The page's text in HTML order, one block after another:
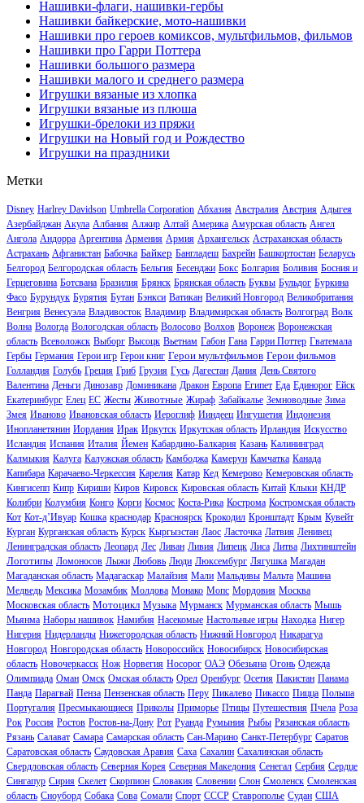
Нашивки-флаги, нашивки-гербы
Нашивки байкерские, мото-нашивки
Нашивки про героев комиксов, мультфильмов, фильмов
Нашивки про Гарри Поттера
Нашивки большого размера
Нашивки малого и среднего размера
Игрушки вязаные из хлопка
Игрушки вязаные из плюша
Игрушки-брелоки из пряжи
Игрушки на Новый год и Рождество
Игрушки на праздники
Метки
Disney Harlrey Davidson Umbrella Corporation Абхазия Австралия Австрия Адыгея
Азербайджан Акула Албания Алжир Алтай Америка Амурская область Ангел
Ангола Андорра Аргентина Армения Армия Архангельск Астраханская область
Астрахань Афганистан Бабочка Байкер Бангладеш Бахрейн Башкортостан Беларусь
Белгород Белгородская область Бельгия Бесенджи Бокс Болгария Боливия Босния и
Герцеговина Ботсвана Бразилия Брянск Брянская область Буквы Бульдог Буркина
Фасо Бурундук Бурятия Бутан Бэнкси Ватикан Великий Новгород Великобритания
Венгрия Венесуэла Владивосток Владимир Владимирская область Волгоград Волк
Волна Вологда Вологодская область Волосово Волхов Воронеж Воронежская
область Всеволожск Выборг Высоцк Вьетнам Габон Гана Гарри Поттер Гватемала
Гербы Германия Герои игр Герои книг Герои мультфильмов Герои фильмов
Голландия Голубь Греция Гриб Грузия Гусь Дагестан Дания День Святого
Валентина Деньги Динозавр Доминикана Дракон Европа Египет Еда Единорог Ейск
Екатеринбург Елец ЕС Жесты Животные Жираф Забайкалье Земноводные Зима
Змея Иваново Ивановская область Иероглиф Ииндеец Ингушетия Индонезия
Инопланетянин Иордания Ирак Иркутск Иркутская область Ирландия Искусство
Исландия Испания Италия Йемен Кабардино-Балкария Казань Калининград
Калмыкия Калуга Калужская область Камбоджа Камерун Камчатка Канада
Капибара Карачаево-Черкессия Карелия Катар Кед Кемерово Кемеровская область
Кингисепп Кипр Кириши Киров Кировск Кировская область Китай Клыки КНДР
Колибри Колумбия Конго Корги Космос Коста-Рика Кострома Костромская область
Кот Кот-д’Ивуар Кошка краснодар Красноярск Крокодил Кронштадт Крым Кувейт
Курган Курганская область Курск Кыргызстан Лаос Ласточка Латвия Ленивец
Ленинградская область Леопард Лес Ливан Ливия Липецк Лиса Литва Лихтинштейн
Логотипы Ломоносов Лыжи Любовь Люди Люксембург Лягушка Магадан
Магаданская область Мадагаскар Малайзия Мали Мальдивы Мальта Машина
Медведь Мексика Мозамбик Молдова Монако Мопс Мордовия Москва
Московская область Мотоцикл Музыка Мурманск Мурманская область Мышь
Мьянма Наборы нашивок Намибия Насекомые Настольные игры Находка Нигер
Нигерия Нидерланды Нижегородская область Нижний Новгород Никарагуа
Новгород Новгородская область Новороссийск Новосибирск Новосибирская
область Новочеркасск Нож Норвегия Носорог ОАЭ Обезьяна Огонь Одежда
Олимпиада Оман Омск Омская область Орел Оренбург Осетия Пакистан Панама
Панда Парагвай Пенза Пензенская область Перу Пикалево Пикассо Пицца Польша
Португалия Пресмыкающиеся Приколы Приморье Птицы Путешествия Пчела Роза
Рок Россия Ростов Ростов-на-Дону Рот Руанда Румыния Рыбы Рязанская область
Рязань Салават Самара Самарская область Сан-Марино Санкт-Петербург Саратов
Саратовская область Саудовская Аравия Саха Сахалин Сахалинская область
Свердловская область Северная Корея Северная Македония Сенегал Сербия Сердце
Сингапур Сирия Скелет Скорпион Словакия Словении Слон Смоленск Смоленская
область Сноуборд Собака Сова Сомали Спорт СССР Ставрополье Судан США